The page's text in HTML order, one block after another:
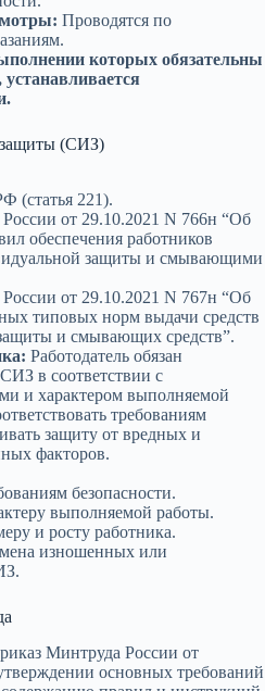
Проводятся по
которых обязательны
защиты (СИЗ)
(статья 221).
от 29.10.2021 N 766н “Об
обеспечения работников
защиты и смывающими
от 29.10.2021 N 767н “Об
типовых норм выдачи средств
и смывающих средств”.
Работодатель обязан
в соответствии с
и характером выполняемой
требованиям
защиту от вредных и
факторов.
безопасности.
выполняемой работы.
и росту работника.
изношенных или
Минтруда России от
основных требований